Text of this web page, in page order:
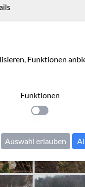
Funktionen
Funktionen
Einstellung
Auswahl erlauben